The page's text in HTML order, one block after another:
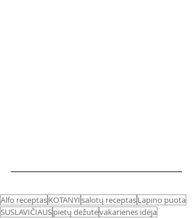
Alfo receptasKOTANYIsalotų receptasLapino puota
SUSLAVIČIAUSpietų dėžutėvakarienės idėja